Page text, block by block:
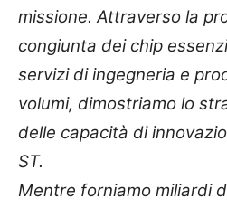
missione. Attraverso la
congiunta dei chip
servizi di ingegneria e
volumi, dimostriamo lo
delle capacità di
ST.
Mentre forniamo miliardi